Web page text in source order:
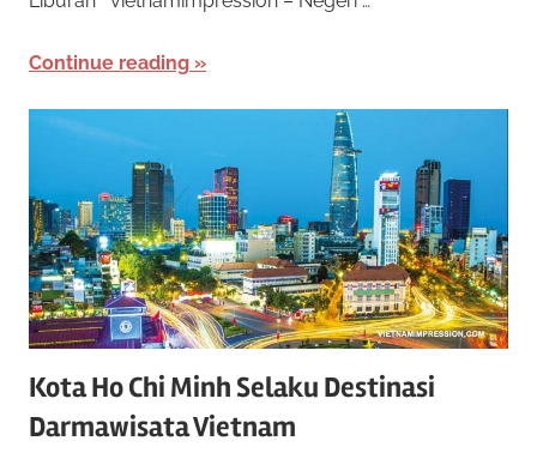
O
n
l
i
n
e
R
k
b
a
n
y
a
j
e
Continue reading
Kota Ho Chi Minh Selaku Destinasi
Darmawisata Vietnam